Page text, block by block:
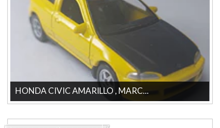
HONDA CIVIC AMARILLO , MARC...
HONDA CIVIC AMARILLO , MARCA Welly, Escala 1-64 La tienda